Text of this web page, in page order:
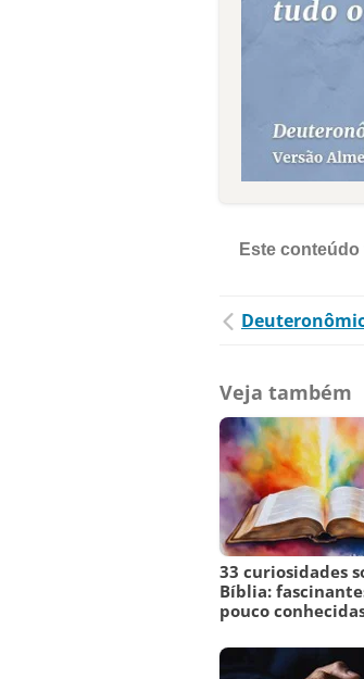
Este
Veja também
33 curiosidades
Bíblia:
pouco